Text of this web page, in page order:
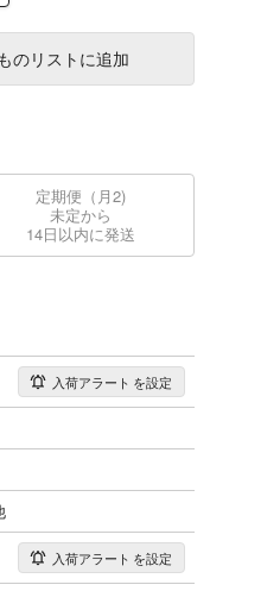
のリストに追加
定期便（月2)
未定から
14日以内に発送
入荷アラート を設定
入荷アラート を設定